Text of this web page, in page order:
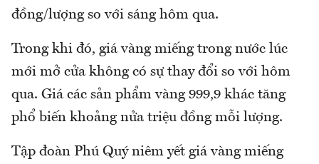
đồng/lượng so với sáng hôm qua.
Trong khi đó, giá vàng miếng trong nước lúc
mới mở cửa không có sự thay đổi so với hôm
qua. Giá các sản phẩm vàng 999,9 khác tăng
phổ biến khoảng nửa triệu đồng mỗi lượng.
Tập đoàn Phú Quý niêm yết giá vàng miếng